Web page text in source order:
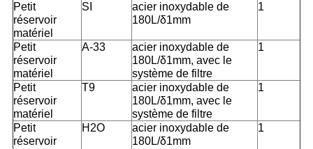
Petit
réservoir
matériel
SI
acier inoxydable de
180L/δ1mm
1
Petit
réservoir
matériel
A-33
acier inoxydable de
180L/δ1mm, avec le
système de filtre
1
Petit
réservoir
matériel
T9
acier inoxydable de
180L/δ1mm, avec le
système de filtre
1
Petit
réservoir
H2O
acier inoxydable de
180L/δ1mm
1